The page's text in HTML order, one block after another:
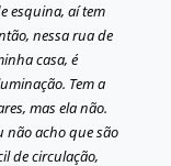
esquina, aí tem
nessa rua de
casa, é
Tem a
mas ela não.
não acho que são
de circulação,